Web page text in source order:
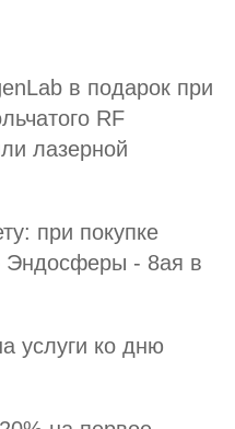
в подарок при
RF
лазерной
при покупке
Эндосферы - 8ая в
услуги ко дню